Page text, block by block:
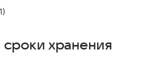
сроки хранения